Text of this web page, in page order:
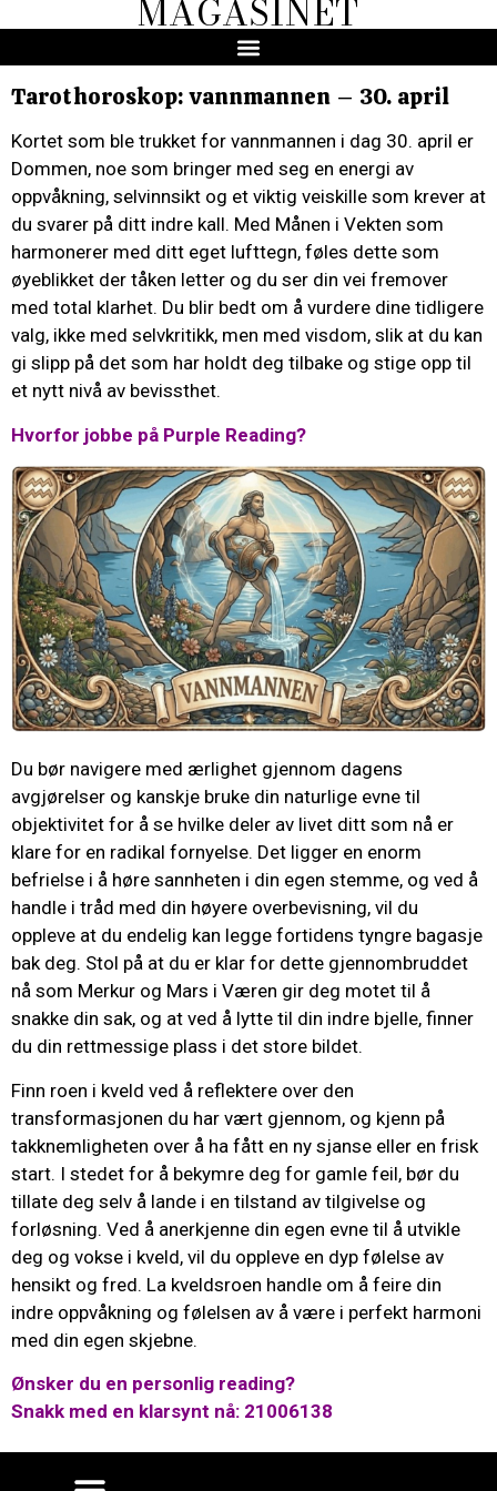
MAGASINET
Tarothoroskop: vannmannen – 30. april
Kortet som ble trukket for vannmannen i dag 30. april er
Dommen, noe som bringer med seg en energi av
oppvåkning, selvinnsikt og et viktig veiskille som krever at
du svarer på ditt indre kall. Med Månen i Vekten som
harmonerer med ditt eget lufttegn, føles dette som
øyeblikket der tåken letter og du ser din vei fremover
med total klarhet. Du blir bedt om å vurdere dine tidligere
valg, ikke med selvkritikk, men med visdom, slik at du kan
gi slipp på det som har holdt deg tilbake og stige opp til
et nytt nivå av bevissthet.
Hvorfor jobbe på Purple Reading?
Du bør navigere med ærlighet gjennom dagens
avgjørelser og kanskje bruke din naturlige evne til
objektivitet for å se hvilke deler av livet ditt som nå er
klare for en radikal fornyelse. Det ligger en enorm
befrielse i å høre sannheten i din egen stemme, og ved å
handle i tråd med din høyere overbevisning, vil du
oppleve at du endelig kan legge fortidens tyngre bagasje
bak deg. Stol på at du er klar for dette gjennombruddet
nå som Merkur og Mars i Væren gir deg motet til å
snakke din sak, og at ved å lytte til din indre bjelle, finner
du din rettmessige plass i det store bildet.
Finn roen i kveld ved å reflektere over den
transformasjonen du har vært gjennom, og kjenn på
takknemligheten over å ha fått en ny sjanse eller en frisk
start. I stedet for å bekymre deg for gamle feil, bør du
tillate deg selv å lande i en tilstand av tilgivelse og
forløsning. Ved å anerkjenne din egen evne til å utvikle
deg og vokse i kveld, vil du oppleve en dyp følelse av
hensikt og fred. La kveldsroen handle om å feire din
indre oppvåkning og følelsen av å være i perfekt harmoni
med din egen skjebne.
Ønsker du en personlig reading?
Snakk med en klarsynt nå: 21006138